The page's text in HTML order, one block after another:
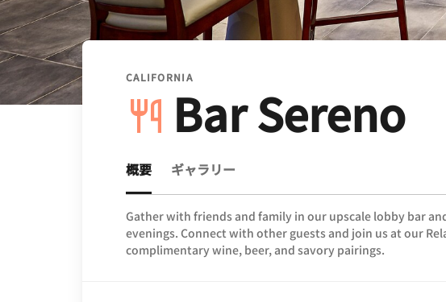
CALIFORNIA
Bar Sereno
概要 ギャラリー
Gather with friends and family in our upscale lobby bar
evenings. Connect with other guests and join us at our
complimentary wine, beer, and savory pairings.